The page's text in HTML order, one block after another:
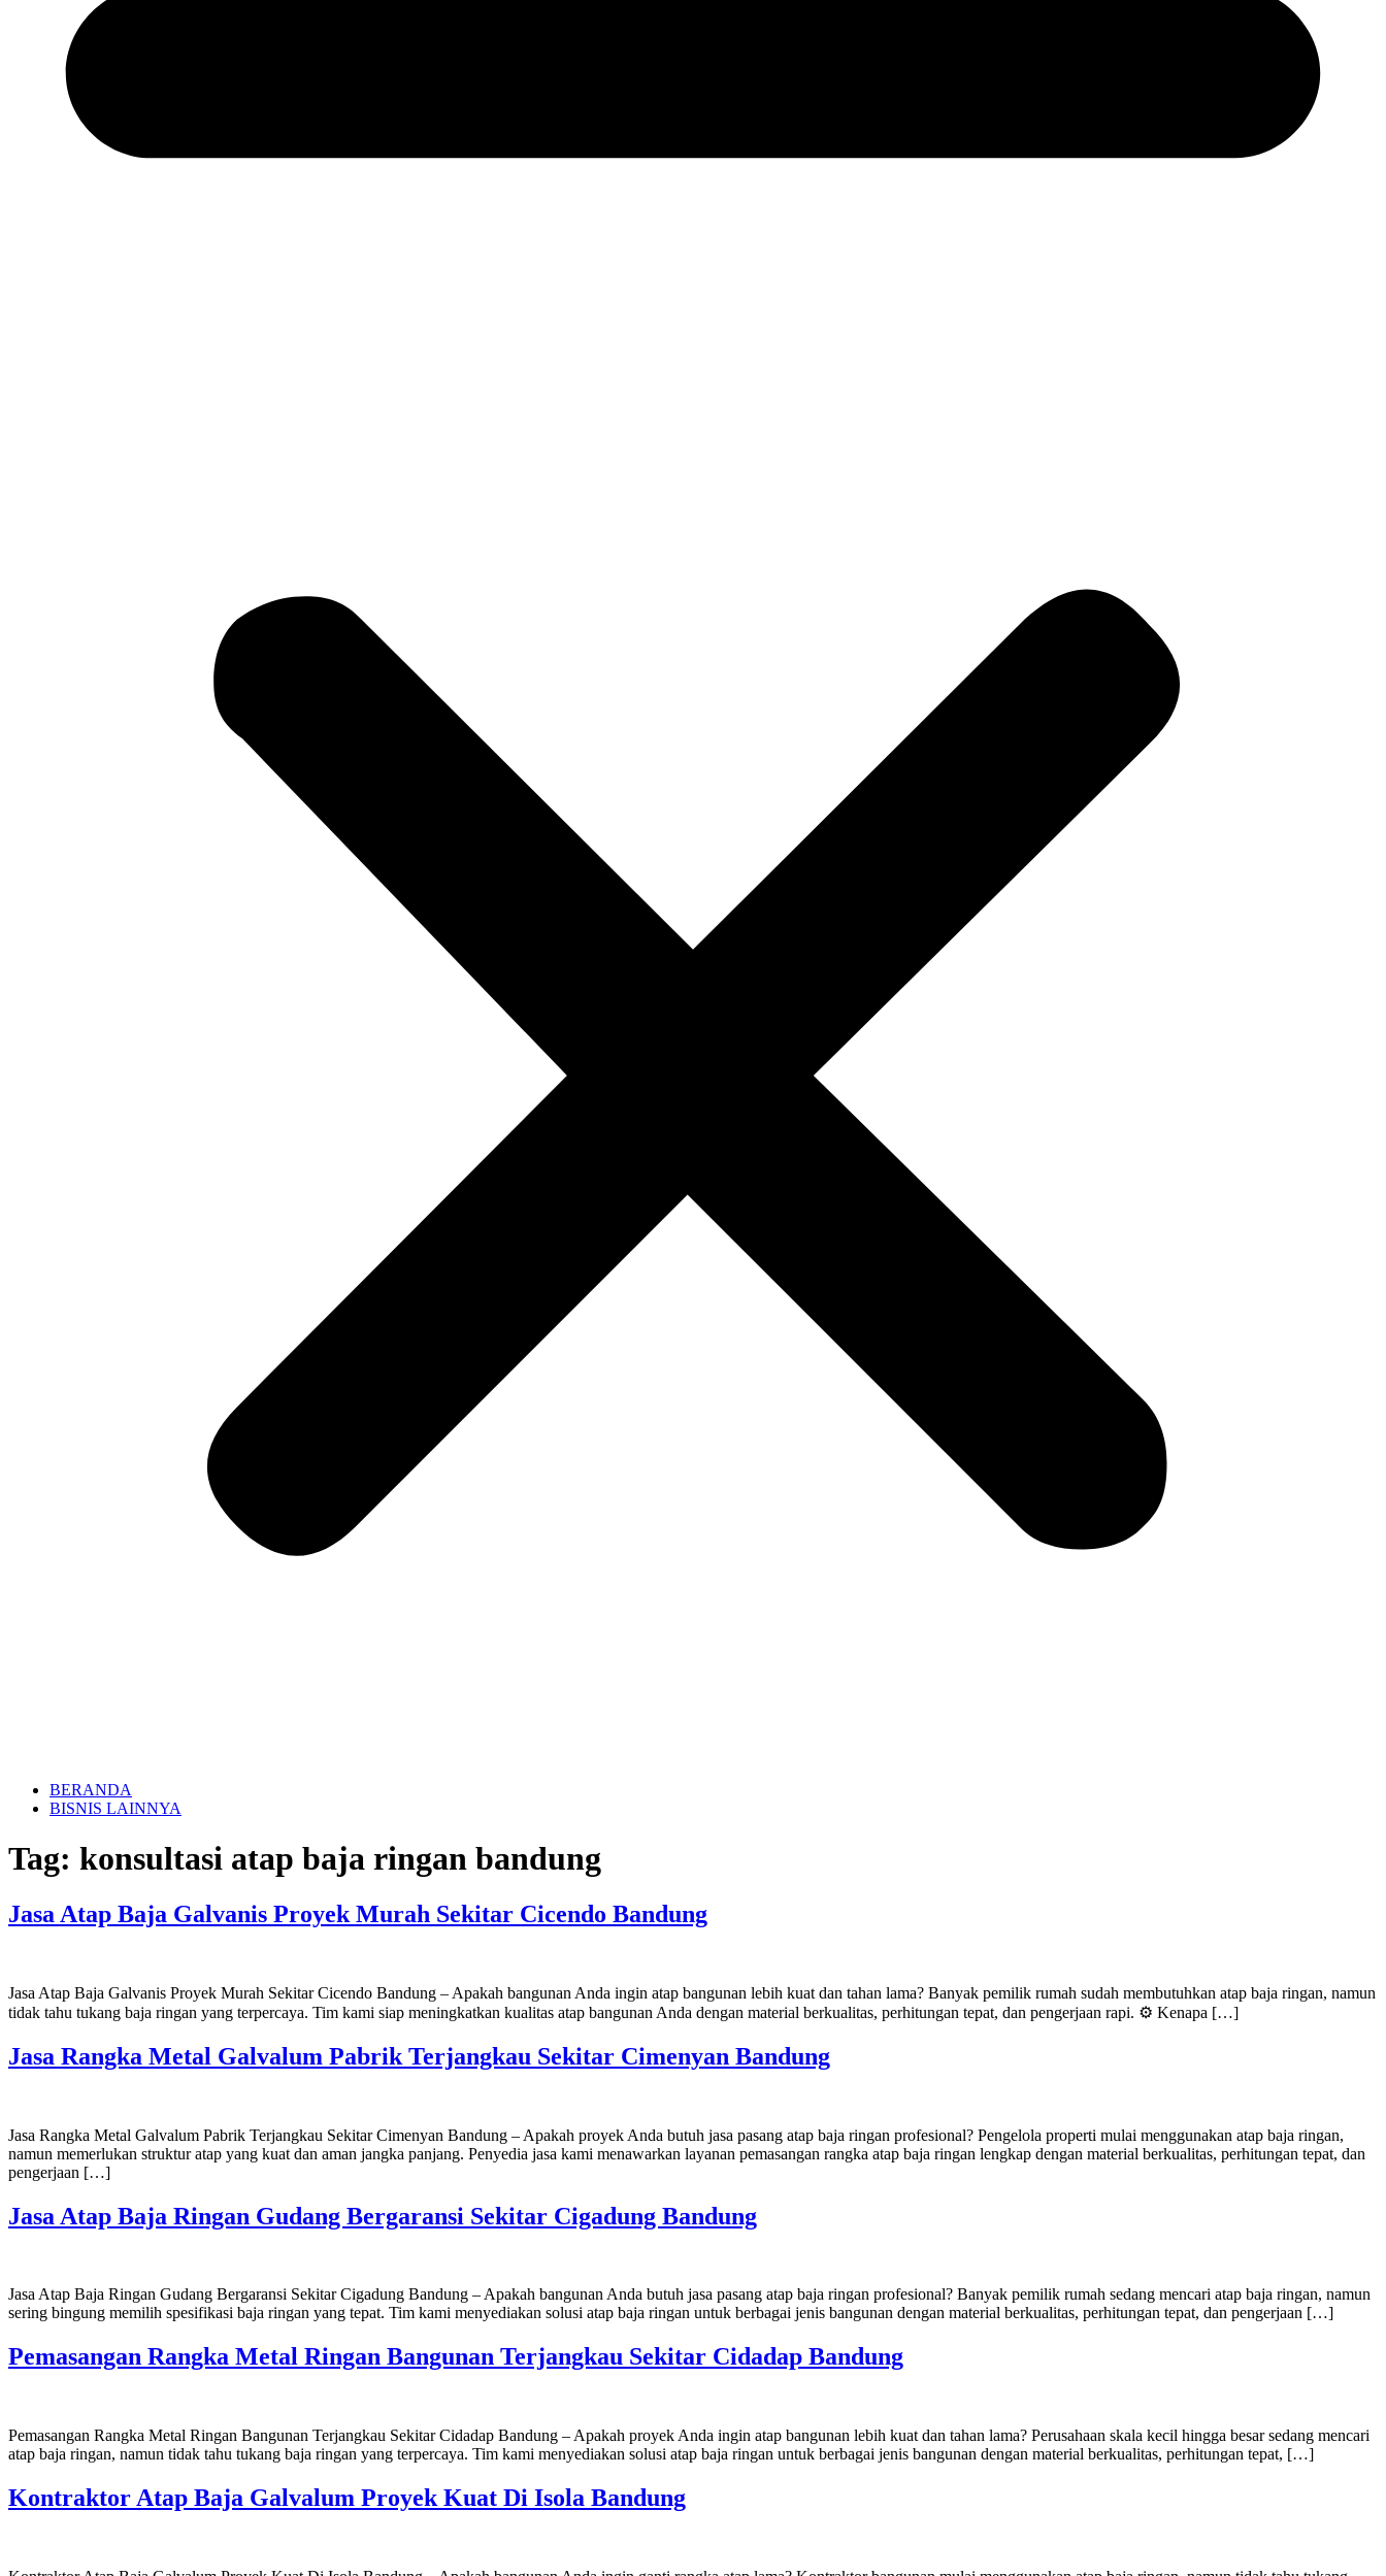
BERANDA
BISNIS LAINNYA
Tag: konsultasi atap baja ringan bandung
Jasa Atap Baja Galvanis Proyek Murah Sekitar Cicendo Bandung
Jasa Atap Baja Galvanis Proyek Murah Sekitar Cicendo Bandung – Apakah bangunan Anda ingin atap bangunan lebih kuat dan tahan lama? Banyak pemilik rumah sudah membutuhkan atap baja ringan, namun
tidak tahu tukang baja ringan yang terpercaya. Tim kami siap meningkatkan kualitas atap bangunan Anda dengan material berkualitas, perhitungan tepat, dan pengerjaan rapi. ⚙️ Kenapa […]
Jasa Rangka Metal Galvalum Pabrik Terjangkau Sekitar Cimenyan Bandung
Jasa Rangka Metal Galvalum Pabrik Terjangkau Sekitar Cimenyan Bandung – Apakah proyek Anda butuh jasa pasang atap baja ringan profesional? Pengelola properti mulai menggunakan atap baja ringan,
namun memerlukan struktur atap yang kuat dan aman jangka panjang. Penyedia jasa kami menawarkan layanan pemasangan rangka atap baja ringan lengkap dengan material berkualitas, perhitungan tepat, dan
pengerjaan […]
Jasa Atap Baja Ringan Gudang Bergaransi Sekitar Cigadung Bandung
Jasa Atap Baja Ringan Gudang Bergaransi Sekitar Cigadung Bandung – Apakah bangunan Anda butuh jasa pasang atap baja ringan profesional? Banyak pemilik rumah sedang mencari atap baja ringan, namun
sering bingung memilih spesifikasi baja ringan yang tepat. Tim kami menyediakan solusi atap baja ringan untuk berbagai jenis bangunan dengan material berkualitas, perhitungan tepat, dan pengerjaan […]
Pemasangan Rangka Metal Ringan Bangunan Terjangkau Sekitar Cidadap Bandung
Pemasangan Rangka Metal Ringan Bangunan Terjangkau Sekitar Cidadap Bandung – Apakah proyek Anda ingin atap bangunan lebih kuat dan tahan lama? Perusahaan skala kecil hingga besar sedang mencari
atap baja ringan, namun tidak tahu tukang baja ringan yang terpercaya. Tim kami menyediakan solusi atap baja ringan untuk berbagai jenis bangunan dengan material berkualitas, perhitungan tepat, […]
Kontraktor Atap Baja Galvalum Proyek Kuat Di Isola Bandung